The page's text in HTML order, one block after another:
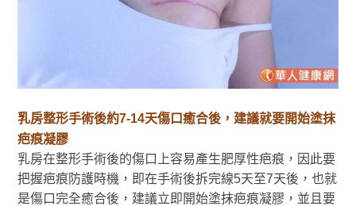
乳房整形手術後約7-14天傷口癒合後，建議就要開始塗抹
疤痕凝膠
乳房在整形手術後的傷口上容易產生肥厚性疤痕，因此要
把握疤痕防護時機，即在手術後拆完線5天至7天後，也就
是傷口完全癒合後，建議立即開始塗抹疤痕凝膠，並且要